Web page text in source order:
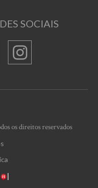
SOCIAIS
os direitos reservados